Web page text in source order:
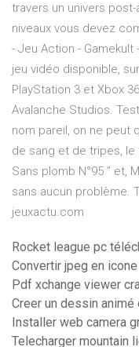
travers un univers
niveaux vous devez
- Jeu Action - Gamekult
jeu vidéo disponible,
PlayStation 3 et Xbox
Avalanche Studios.
nom pareil, on ne peut
de sang et de tripes, le
Sans plomb N°95 ” et,
sans aucun problème.
jeuxactu.com
Rocket league pc
Convertir jpeg en
Pdf xchange viewer
Creer un dessin
Installer web camera
Telecharger mountain